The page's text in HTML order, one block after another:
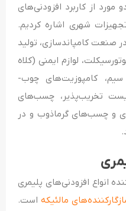
از کاربرد افزودنی‌های
شهری اشاره کردیم.
صنعت کامپاندسازی، تولید
لوازم ایمنی (کلاه
کامپوزیت‌های چوب-
تخریب‌پذیر، چسب‌های
و چسب‌های گرماذوب و در
انواع افزودنی‌های پلیمری
مالئیکهاست.